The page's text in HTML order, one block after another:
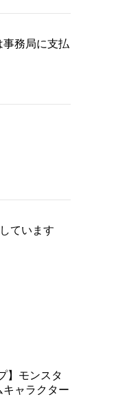
事務局に支払
ています
】モンスタ
ャラクター